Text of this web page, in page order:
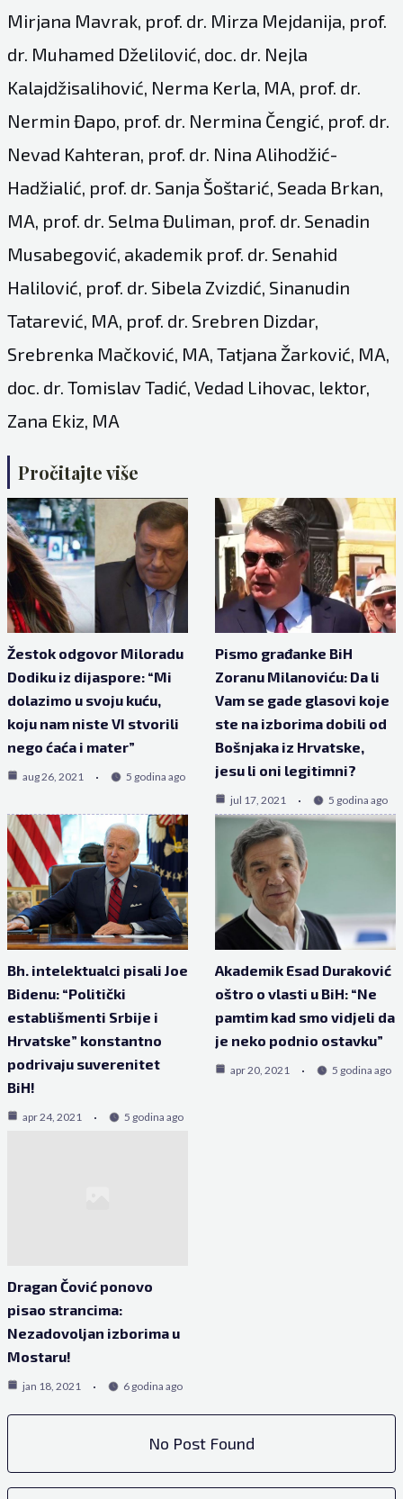
Mirjana Mavrak, prof. dr. Mirza Mejdanija, prof.
dr. Muhamed Dželilović, doc. dr. Nejla
Kalajdžisalihović, Nerma Kerla, MA, prof. dr.
Nermin Đapo, prof. dr. Nermina Čengić, prof. dr.
Nevad Kahteran, prof. dr. Nina Alihodžić-
Hadžialić, prof. dr. Sanja Šoštarić, Seada Brkan,
MA, prof. dr. Selma Đuliman, prof. dr. Senadin
Musabegović, akademik prof. dr. Senahid
Halilović, prof. dr. Sibela Zvizdić, Sinanudin
Tatarević, MA, prof. dr. Srebren Dizdar,
Srebrenka Mačković, MA, Tatjana Žarković, MA,
doc. dr. Tomislav Tadić, Vedad Lihovac, lektor,
Zana Ekiz, MA
Pročitajte više
Žestok odgovor Miloradu
Dodiku iz dijaspore: “Mi
dolazimo u svoju kuću,
koju nam niste VI stvorili
nego ćaća i mater”
aug 26, 2021 5 godina ago
Pismo građanke BiH
Zoranu Milanoviću: Da li
Vam se gade glasovi koje
ste na izborima dobili od
Bošnjaka iz Hrvatske,
jesu li oni legitimni?
jul 17, 2021 5 godina ago
Bh. intelektualci pisali Joe
Bidenu: “Politički
establišmenti Srbije i
Hrvatske” konstantno
podrivaju suverenitet
BiH!
apr 24, 2021 5 godina ago
Akademik Esad Duraković
oštro o vlasti u BiH: “Ne
pamtim kad smo vidjeli da
je neko podnio ostavku”
apr 20, 2021 5 godina ago
Dragan Čović ponovo
pisao strancima:
Nezadovoljan izborima u
Mostaru!
jan 18, 2021 6 godina ago
No Post Found